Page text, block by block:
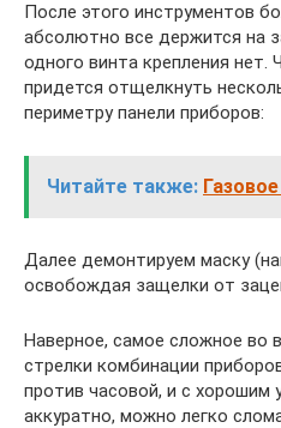
После этого инструментов
абсолютно все держится на
одного винта крепления нет.
придется отщелкнуть
периметру панели приборов:
Читайте также:
Далее демонтируем маску
освобождая защелки от
Наверное, самое сложное во
стрелки комбинации
против часовой, и с хорошим
аккуратно, можно легко